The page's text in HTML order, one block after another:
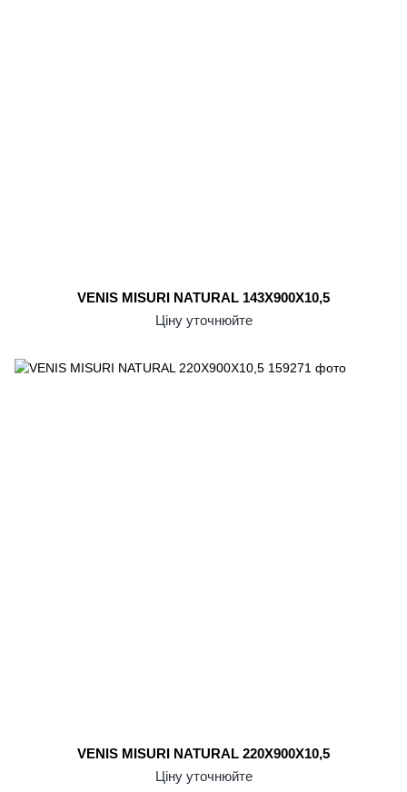
VENIS MISURI NATURAL 143X900X10,5
Ціну уточнюйте
VENIS MISURI NATURAL 220X900X10,5
Ціну уточнюйте